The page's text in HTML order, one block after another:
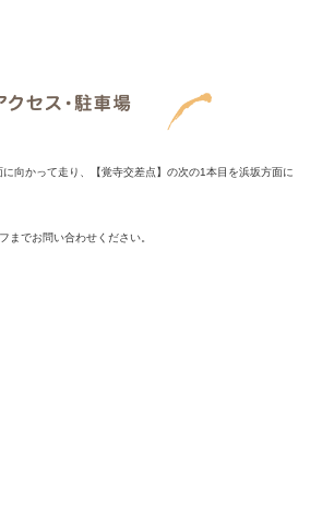
向かって走り、【覚寺交差点】の次の1本目を浜坂方面に
までお問い合わせください。